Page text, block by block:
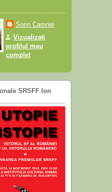
Sorin Camner
Vizualizați
profilul meu
complet
SRSFF Ion